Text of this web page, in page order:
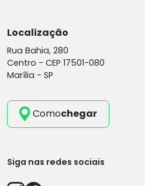
Localização
Rua Bahia, 280
Centro - CEP 17501-080
Marília - SP
Comochegar
Siga nas redes sociais